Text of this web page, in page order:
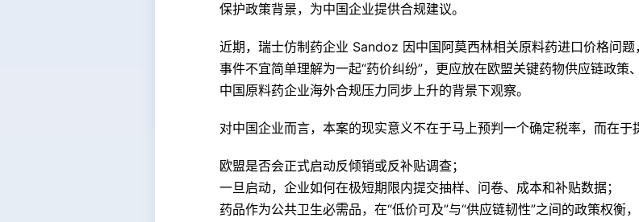
保护政策背景，为中国企业提供合规建议。
近期，瑞士仿制药企业 Sandoz 因中国阿莫西林相关原料药进口价格问
事件不宜简单理解为一起“药价纠纷”，更应放在欧盟关键药物供应链政策
中国原料药企业海外合规压力同步上升的背景下观察。
对中国企业而言，本案的现实意义不在于马上预判一个确定税率，而在于
欧盟是否会正式启动反倾销或反补贴调查；
一旦启动，企业如何在极短期限内提交抽样、问卷、成本和补贴数据；
药品作为公共卫生必需品，在“低价可及”与“供应链韧性”之间的政策权衡